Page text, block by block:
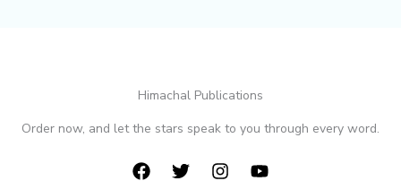
Himachal Publications
Order now, and let the stars speak to you through every word.